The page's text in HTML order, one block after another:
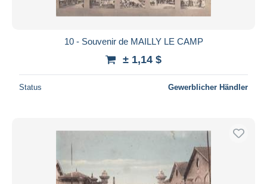
10 - Souvenir de MAILLY LE CAMP
± 1,14 $
Status Gewerblicher Händler